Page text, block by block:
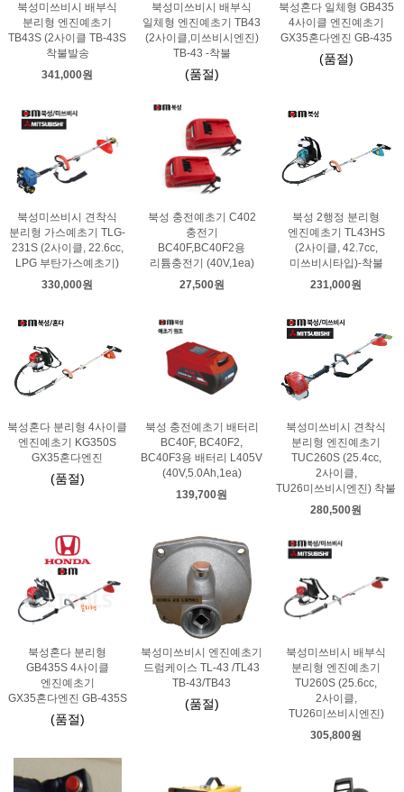
북성미쓰비시 배부식
분리형 엔진예초기
TB43S (2사이클 TB-43S
착불발송
341,000원
북성미쓰비시 배부식
일체형 엔진예초기 TB43
(2사이클,미쓰비시엔진)
TB-43 -착불
(품절)
북성혼다 일체형 GB435
4사이클 엔진예초기
GX35혼다엔진 GB-435
(품절)
북성미쓰비시 견착식
분리형 가스예초기 TLG-
231S (2사이클, 22.6cc,
LPG 부탄가스예초기)
330,000원
북성 충전예초기 C402
충전기
BC40F,BC40F2용
리튬충전기 (40V,1ea)
27,500원
북성 2행정 분리형
엔진예초기 TL43HS
(2사이클, 42.7cc,
미쓰비시타입)-착불
231,000원
북성혼다 분리형 4사이클
엔진예초기 KG350S
GX35혼다엔진
(품절)
북성 충전예초기 배터리
BC40F, BC40F2,
BC40F3용 배터리 L405V
(40V,5.0Ah,1ea)
139,700원
북성미쓰비시 견착식
분리형 엔진예초기
TUC260S (25.4cc,
2사이클,
TU26미쓰비시엔진) 착불
280,500원
북성혼다 분리형
GB435S 4사이클
엔진예초기
GX35혼다엔진 GB-435S
(품절)
북성미쓰비시 엔진예초기
드럼케이스 TL-43 /TL43
TB-43/TB43
(품절)
북성미쓰비시 배부식
분리형 엔진예초기
TU260S (25.6cc,
2사이클,
TU26미쓰비시엔진)
305,800원